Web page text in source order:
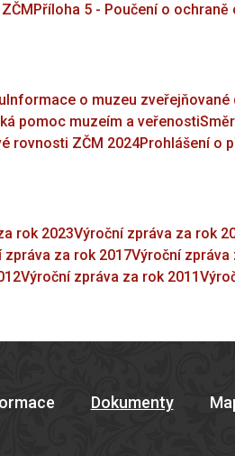
Příloha 5 - Poučení o ochraně
Informace o muzeu zveřejňované
pomoc muzeím a veřenosti
rovnosti ZČM 2024Prohlášení o
rok 2023Výroční zpráva za rok
zpráva za rok 2017Výroční zpráva
Výroční zpráva za rok 2011
Dokumenty